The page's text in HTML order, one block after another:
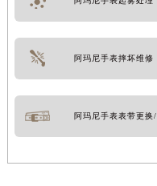
阿玛尼手表摔坏维修
阿玛尼手表表带更换